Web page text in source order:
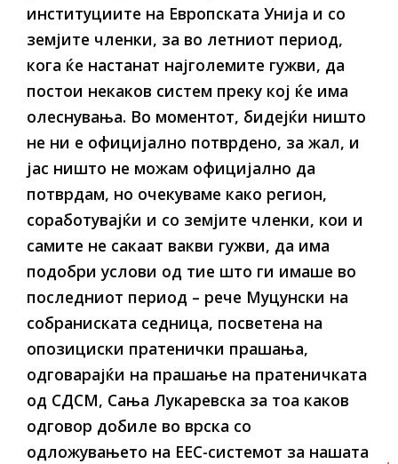
институциите на Европската Унија и со
земјите членки, за во летниот период,
кога ќе настанат најголемите гужви, да
постои некаков систем преку кој ќе има
олеснувања. Во моментот, бидејќи ништо
не ни е официјално потврдено, за жал, и
јас ништо не можам официјално да
потврдам, но очекуваме како регион,
соработувајќи и со земјите членки, кои и
самите не сакаат вакви гужви, да има
подобри услови од тие што ги имаше во
последниот период – рече Муцунски на
собраниската седница, посветена на
опозициски пратенички прашања,
одговарајќи на прашање на пратеничката
од СДСМ, Сања Лукаревска за тоа каков
одговор добиле во врска со
одложувањето на EЕС-системот за нашата